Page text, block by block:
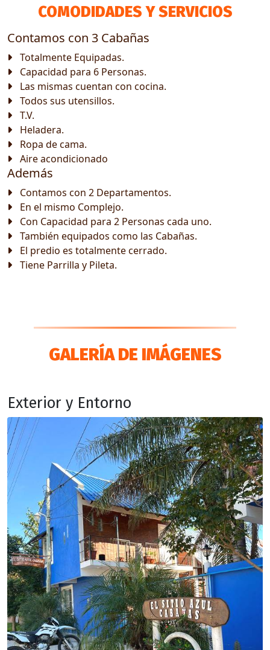
COMODIDADES Y SERVICIOS
Contamos con 3 Cabañas
Totalmente Equipadas.
Capacidad para 6 Personas.
Las mismas cuentan con cocina.
Todos sus utensillos.
T.V.
Heladera.
Ropa de cama.
Aire acondicionado
Además
Contamos con 2 Departamentos.
En el mismo Complejo.
Con Capacidad para 2 Personas cada uno.
También equipados como las Cabañas.
El predio es totalmente cerrado.
Tiene Parrilla y Pileta.
GALERÍA DE IMÁGENES
Exterior y Entorno